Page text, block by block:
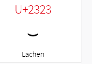
U+2323
⌣
Lachen